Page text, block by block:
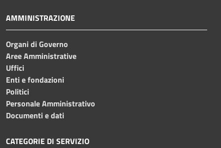
AMMINISTRAZIONE
Organi di Governo
Aree Amministrative
Uffici
Enti e fondazioni
Politici
Personale Amministrativo
Documenti e dati
CATEGORIE DI SERVIZIO